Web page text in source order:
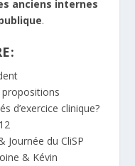
anciens internes
.
d’exercice clinique?
Journée du CliSP
& Kévin